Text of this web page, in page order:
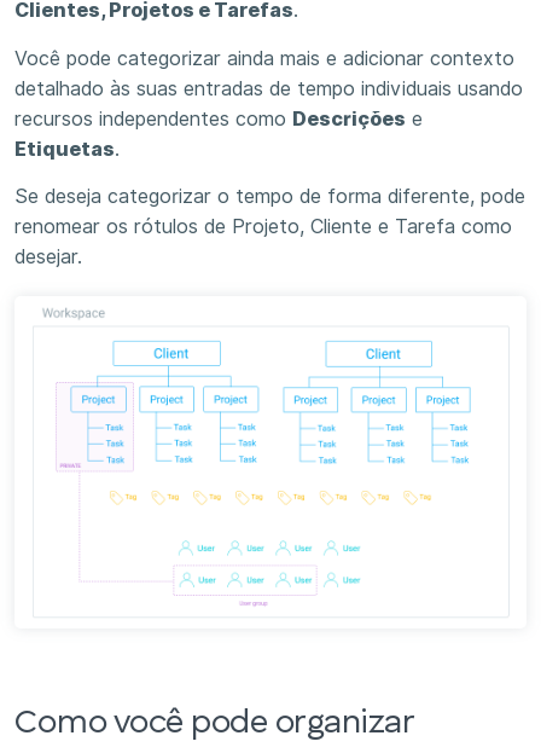
Clientes, Projetos e Tarefas.
Você pode categorizar ainda mais e adicionar contexto
detalhado às suas entradas de tempo individuais usando
recursos independentes como Descrições e
Etiquetas.
Se deseja categorizar o tempo de forma diferente, pode
renomear os rótulos de Projeto, Cliente e Tarefa como
desejar.
Como você pode organizar